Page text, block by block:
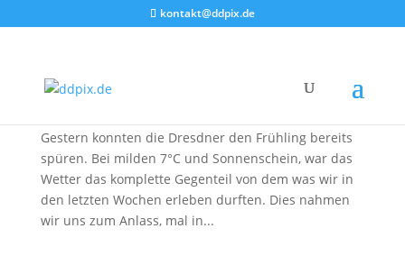
kontakt@ddpix.de
von
Gestern konnten die Dresdner den Frühling bereits
spüren. Bei milden 7°C und Sonnenschein, war das
Wetter das komplette Gegenteil von dem was wir in
den letzten Wochen erleben durften. Dies nahmen
wir uns zum Anlass, mal in...